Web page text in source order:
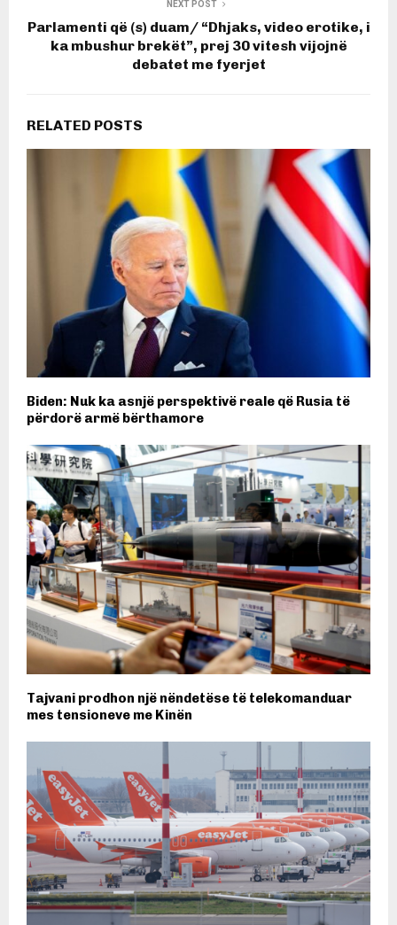
NEXT POST
Parlamenti që (s) duam/ “Dhjaks, video erotike, i
ka mbushur brekët”, prej 30 vitesh vijojnë
debatet me fyerjet
RELATED POSTS
Biden: Nuk ka asnjë perspektivë reale që Rusia të
përdorë armë bërthamore
Tajvani prodhon një nëndetëse të telekomanduar
mes tensioneve me Kinën